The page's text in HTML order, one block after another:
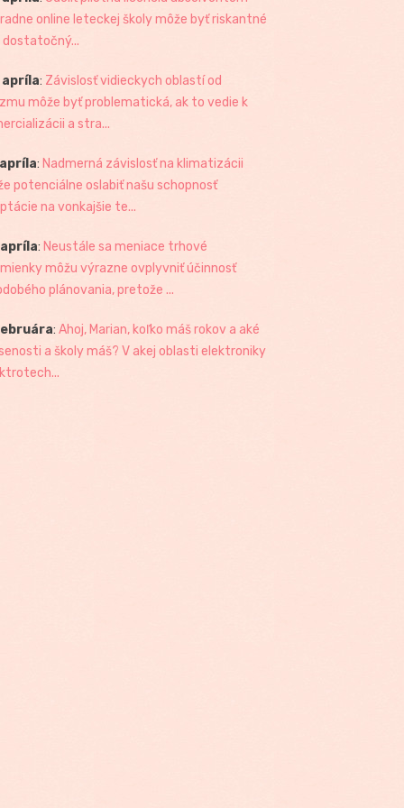
online leteckej školy môže byť riskantné
dostatočný...
apríla: Závislosť vidieckych oblastí od
môže byť problematická, ak to vedie k
a stra...
: Nadmerná závislosť na klimatizácii
potenciálne oslabiť našu schopnosť
na vonkajšie te...
: Neustále sa meniace trhové
môžu výrazne ovplyvniť účinnosť
plánovania, pretože ...
: Ahoj, Marian, koľko máš rokov a aké
a školy máš? V akej oblasti elektroniky